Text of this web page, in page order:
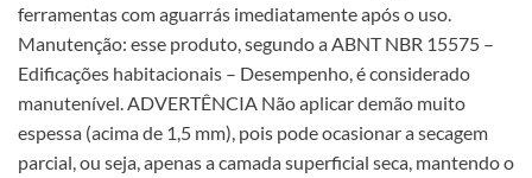
ferramentas com aguarrás imediatamente após o uso.
Manutenção: esse produto, segundo a ABNT NBR 15575 –
Edificações habitacionais – Desempenho, é considerado
manutenível. ADVERTÊNCIA Não aplicar demão muito
espessa (acima de 1,5 mm), pois pode ocasionar a secagem
parcial, ou seja, apenas a camada superficial seca, mantendo o